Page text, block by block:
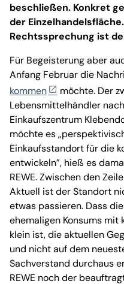
beschließen. Konkret
der
Rechtssprechung ist
Für Begeisterung aber
Anfang Februar die
kommen
möchte. Der
Lebensmittelhändler
Einkaufszentrum
möchte es
Einkaufsstandort für die
entwickeln”, hieß es
REWE. Zwischen den
Aktuell ist der Standort
etwas passieren. Dass
ehemaligen Konsums mit
klein ist, die aktuellen
und nicht auf dem
Sachverstand durchaus
REWE noch der